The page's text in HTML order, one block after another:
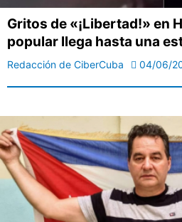
Gritos de «¡Libertad!» en
popular llega hasta una
Redacción de CiberCuba 04/06/